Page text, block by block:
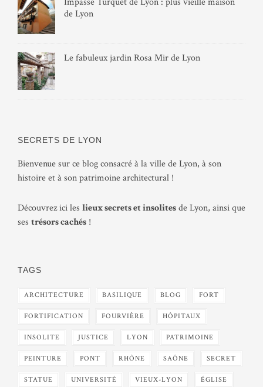
de Lyon
Le fabuleux jardin Rosa Mir de Lyon
SECRETS DE LYON
Bienvenue sur ce blog consacré à la ville de Lyon, à son
histoire et à son patrimoine architectural !
Découvrez ici les lieux secrets et insolitesde Lyon, ainsi que
ses trésors cachés !
TAGS
ARCHITECTURE BASILIQUE BLOG FORT
FORTIFICATION FOURVIÈRE HÔPITAUX
INSOLITE JUSTICE LYON PATRIMOINE
PEINTURE PONT RHÔNE SAÔNE SECRET
STATUE UNIVERSITÉ VIEUX-LYON ÉGLISE